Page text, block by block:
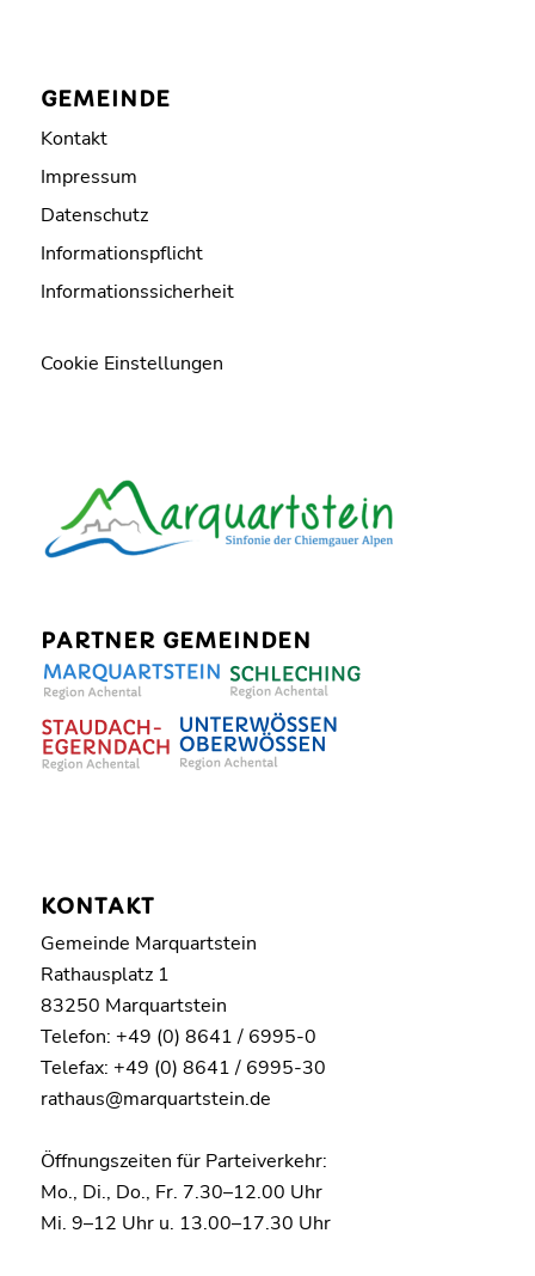
GEMEINDE
Kontakt
Impressum
Datenschutz
Informationspflicht
Informationssicherheit
Cookie Einstellungen
PARTNER GEMEINDEN
KONTAKT
Gemeinde Marquartstein
Rathausplatz 1
83250 Marquartstein
Telefon: +49 (0) 8641 / 6995-0
Telefax: +49 (0) 8641 / 6995-30
rathaus@marquartstein.de
Öffnungszeiten für Parteiverkehr:
Mo., Di., Do., Fr. 7.30–12.00 Uhr
Mi. 9–12 Uhr u. 13.00–17.30 Uhr